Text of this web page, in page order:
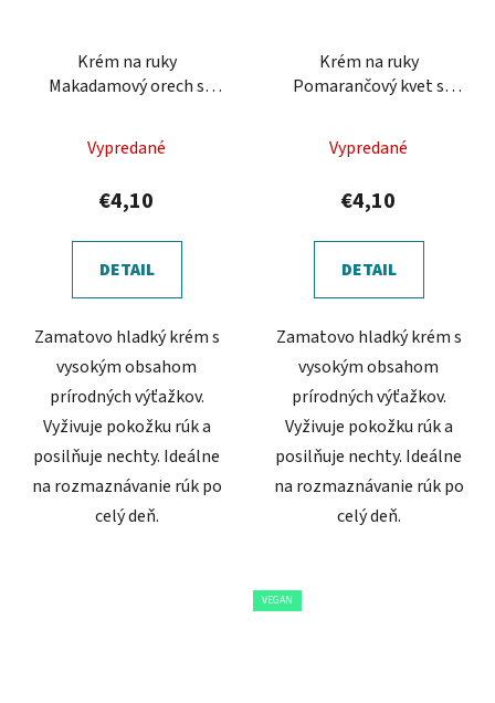
Krém na ruky
Makadamový orech s
Vypredané
€4,10
DETAIL
Zamatovo hladký krém s
vysokým obsahom
prírodných výťažkov.
Vyživuje pokožku rúk a
posilňuje nechty. Ideálne
na rozmaznávanie rúk po
celý deň.
Krém na ruky
Pomarančový kvet s
Vypredané
€4,10
DETAIL
Zamatovo hladký krém s
vysokým obsahom
prírodných výťažkov.
Vyživuje pokožku rúk a
posilňuje nechty. Ideálne
na rozmaznávanie rúk po
celý deň.
VEGAN